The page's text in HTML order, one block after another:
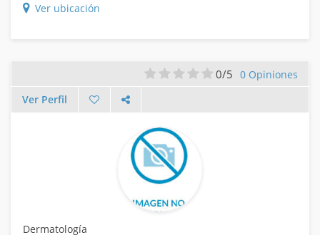
Ver ubicación
0/5 0 Opiniones
Ver Perfil
Dermatología